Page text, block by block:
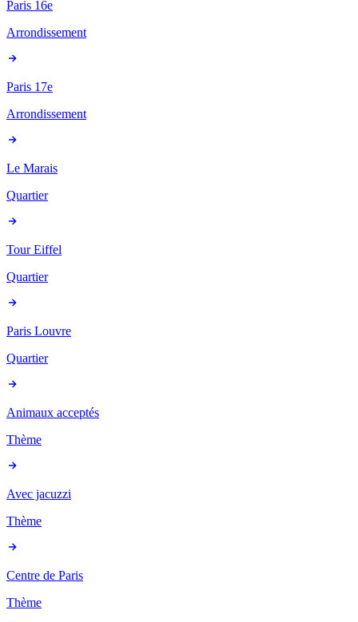
Paris 16e
Arrondissement
Paris 17e
Arrondissement
Le Marais
Quartier
Tour Eiffel
Quartier
Paris Louvre
Quartier
Animaux acceptés
Thème
Avec jacuzzi
Thème
Centre de Paris
Thème